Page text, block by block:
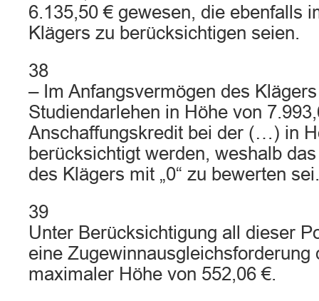
6.135,50 € gewesen, die ebenfalls
Klägers zu berücksichtigen seien.
38
– Im Anfangsvermögen des
Studiendarlehen in Höhe von
Anschaffungskredit bei der (…) in
berücksichtigt werden, weshalb
des Klägers mit „0“ zu bewerten sei.
39
Unter Berücksichtigung all dieser
eine Zugewinnausgleichsforderung
maximaler Höhe von 552,06 €.